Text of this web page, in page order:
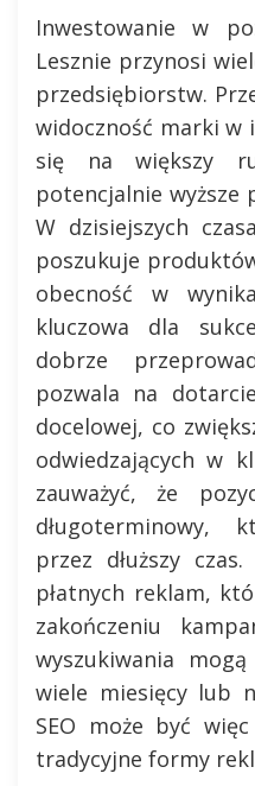
Inwestowanie w
Lesznie przynosi
przedsiębiorstw.
widoczność marki w
się na większy
potencjalnie wyższe
W dzisiejszych
poszukuje
obecność w
kluczowa dla
dobrze
pozwala na
docelowej, co
odwiedzających w
zauważyć, że
długoterminowy,
przez dłuższy
płatnych reklam,
zakończeniu
wyszukiwania
wiele miesięcy lub
SEO może być
tradycyjne formy